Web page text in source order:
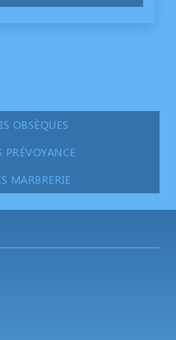
OBSÈQUES
PRÉVOYANCE
MARBRERIE